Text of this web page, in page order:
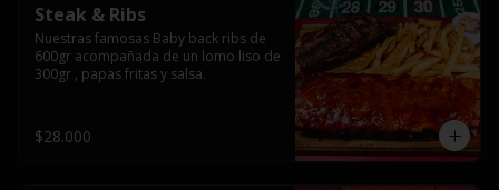
Steak & Ribs
Nuestras famosas Baby back ribs de
600gr acompañada de un lomo liso de
300gr , papas fritas y salsa.
$28.000